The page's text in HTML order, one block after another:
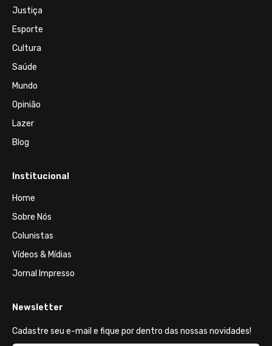
Justiça
Esporte
Cultura
Saúde
Mundo
Opinião
Lazer
Blog
Institucional
Home
Sobre Nós
Colunistas
Vídeos & Mídias
Jornal Impresso
Newsletter
Cadastre seu e-mail e fique por dentro das nossas novidades!